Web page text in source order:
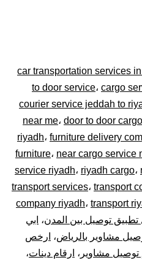
بالرياض|
–
توصيل
نقل
البضائع
car transportation services
to door service، cargo
courier service jeddah to
near me، door to door
riyadh، furniture delivery
furniture، near cargo service
service riyadh، riyadh cargo،
transport services، transport
company riyadh، transport
تطبيق توصيل بين المدن، ابي
مشاوير بالرياض، ارخص
توصيل مشاوير ، ارقام دينات،